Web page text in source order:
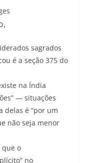
sagrados
é a seção 375 do
na Índia
— situações
delas é “por um
não seja menor
que o
no